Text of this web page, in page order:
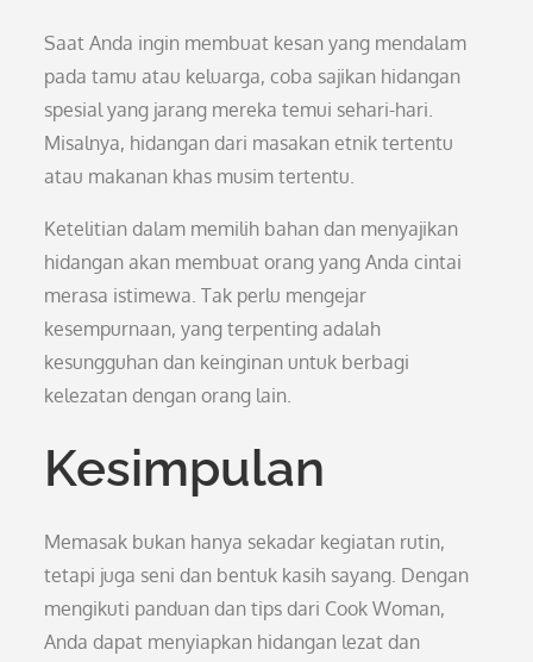
Saat Anda ingin membuat kesan yang mendalam
pada tamu atau keluarga, coba sajikan hidangan
spesial yang jarang mereka temui sehari-hari.
Misalnya, hidangan dari masakan etnik tertentu
atau makanan khas musim tertentu.
Ketelitian dalam memilih bahan dan menyajikan
hidangan akan membuat orang yang Anda cintai
merasa istimewa. Tak perlu mengejar
kesempurnaan, yang terpenting adalah
kesungguhan dan keinginan untuk berbagi
kelezatan dengan orang lain.
Kesimpulan
Memasak bukan hanya sekadar kegiatan rutin,
tetapi juga seni dan bentuk kasih sayang. Dengan
mengikuti panduan dan tips dari Cook Woman,
Anda dapat menyiapkan hidangan lezat dan